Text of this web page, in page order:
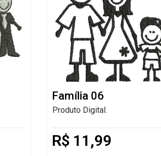
Família 06
Produto Digital.
R$ 11,99